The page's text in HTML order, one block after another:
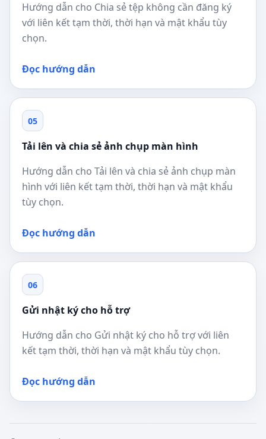
Hướng dẫn cho Chia sẻ tệp không cần đăng ký
với liên kết tạm thời, thời hạn và mật khẩu tùy
chọn.
Đọc hướng dẫn
05
Tải lên và chia sẻ ảnh chụp màn hình
Hướng dẫn cho Tải lên và chia sẻ ảnh chụp màn
hình với liên kết tạm thời, thời hạn và mật khẩu
tùy chọn.
Đọc hướng dẫn
06
Gửi nhật ký cho hỗ trợ
Hướng dẫn cho Gửi nhật ký cho hỗ trợ với liên
kết tạm thời, thời hạn và mật khẩu tùy chọn.
Đọc hướng dẫn